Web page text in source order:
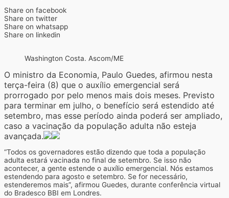
Share on facebook
Share on twitter
Share on whatsapp
Share on linkedin
Washington Costa. Ascom/ME
O ministro da Economia, Paulo Guedes, afirmou nesta
terça-feira (8) que o auxílio emergencial será
prorrogado por pelo menos mais dois meses. Previsto
para terminar em julho, o benefício será estendido até
setembro, mas esse período ainda poderá ser ampliado,
caso a vacinação da população adulta não esteja
avançada.
“Todos os governadores estão dizendo que toda a população
adulta estará vacinada no final de setembro. Se isso não
acontecer, a gente estende o auxílio emergencial. Nós estamos
estendendo para agosto e setembro. Se for necessário,
estenderemos mais”, afirmou Guedes, durante conferência virtual
do Bradesco BBI em Londres.